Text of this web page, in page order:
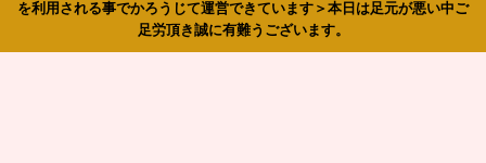
を利用される事でかろうじて運営できています＞本日は足元が悪い中ご
足労頂き誠に有難うございます。